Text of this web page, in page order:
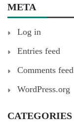
META
Log in
Entries feed
Comments feed
WordPress.org
CATEGORIES